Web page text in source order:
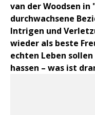
van der Woodsen in
durchwachsene
Intrigen und
wieder als beste
echten Leben
hassen – was ist